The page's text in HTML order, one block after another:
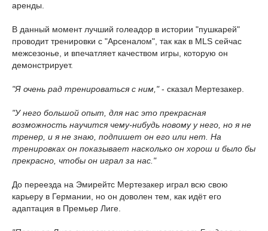
аренды.
В данный момент лучший голеадор в истории "пушкарей"
проводит тренировки с "Арсеналом", так как в MLS сейчас
межсезонье, и впечатляет качеством игры, которую он
демонстрирует.
"Я очень рад тренироваться с ним,"- сказал Мертезакер.
"У него большой опыт, для нас это прекрасная
возможность научится чему-нибудь новому у него, но я не
тренер, и я не знаю, подпишет он его или нет. На
тренировках он показывает насколько он хорош и было бы
прекрасно, чтобы он играл за нас."
До переезда на Эмирейтс Мертезакер играл всю свою
карьеру в Германии, но он доволен тем, как идёт его
адаптация в Премьер Лиге.